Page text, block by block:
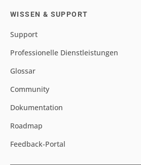
WISSEN & SUPPORT
Support
Professionelle Dienstleistungen
Glossar
Community
Dokumentation
Roadmap
Feedback-Portal